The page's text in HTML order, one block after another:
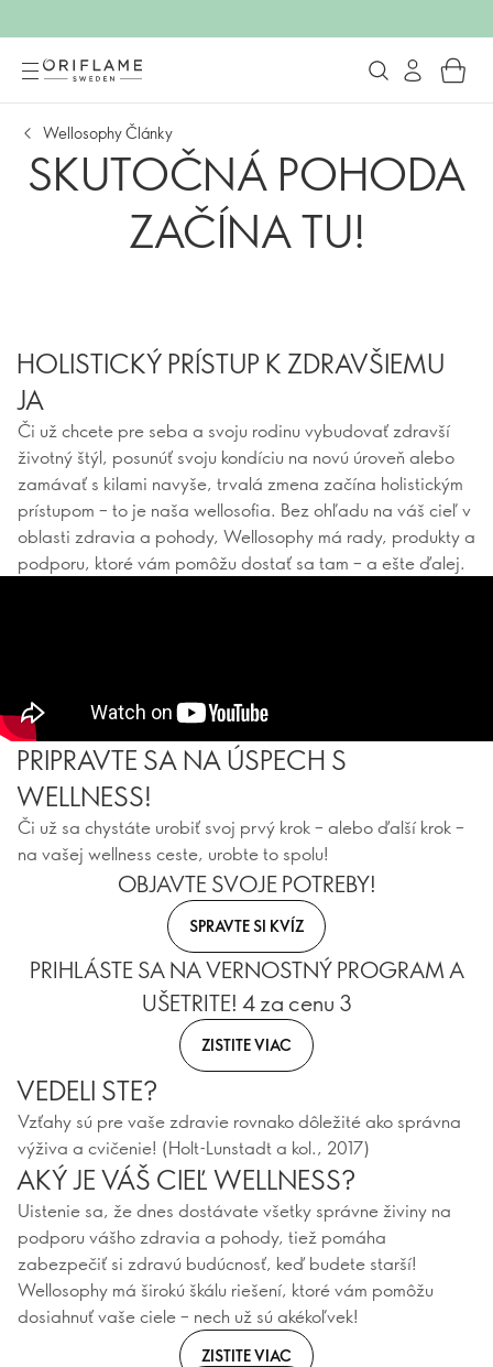
Wellosophy Články
SKUTOČNÁ POHODA
ZAČÍNA TU!
HOLISTICKÝ PRÍSTUP K ZDRAVŠIEMU
JA
Či už chcete pre seba a svoju rodinu vybudovať zdravší
životný štýl, posunúť svoju kondíciu na novú úroveň alebo
zamávať s kilami navyše, trvalá zmena začína holistickým
prístupom – to je naša wellosofia. Bez ohľadu na váš cieľ v
oblasti zdravia a pohody, Wellosophy má rady, produkty a
podporu, ktoré vám pomôžu dostať sa tam – a ešte ďalej.
PRIPRAVTE SA NA ÚSPECH S
WELLNESS!
Či už sa chystáte urobiť svoj prvý krok – alebo ďalší krok –
na vašej wellness ceste, urobte to spolu!
OBJAVTE SVOJE POTREBY!
SPRAVTE SI KVÍZ
PRIHLÁSTE SA NA VERNOSTNÝ PROGRAM A
UŠETRITE! 4 za cenu 3
ZISTITE VIAC
VEDELI STE?
Vzťahy sú pre vaše zdravie rovnako dôležité ako správna
výživa a cvičenie! (Holt-Lunstadt a kol., 2017)
AKÝ JE VÁŠ CIEĽ WELLNESS?
Uistenie sa, že dnes dostávate všetky správne živiny na
podporu vášho zdravia a pohody, tiež pomáha
zabezpečiť si zdravú budúcnosť, keď budete starší!
Wellosophy má širokú škálu riešení, ktoré vám pomôžu
dosiahnuť vaše ciele – nech už sú akékoľvek!
ZISTITE VIAC